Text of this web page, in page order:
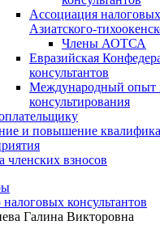
Ассоциация налоговых
Азиатского-
Члены АОТСА
Евразийская
консультантов
Международный опыт
консультирования
и повышение
членских взносов
налоговых консультантов
Галина Викторовна